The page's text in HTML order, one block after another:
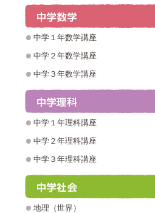
中学１年数学講座
中学２年数学講座
中学３年数学講座
中学１年理科講座
中学２年理科講座
中学３年理科講座
地理（世界）